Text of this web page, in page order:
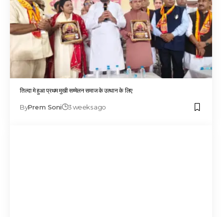
तिल्दा मे हुआ प्रथम मुखी सम्मेलन समाज के उत्थान के लिए
ByPrem Soni 3 weeks ago